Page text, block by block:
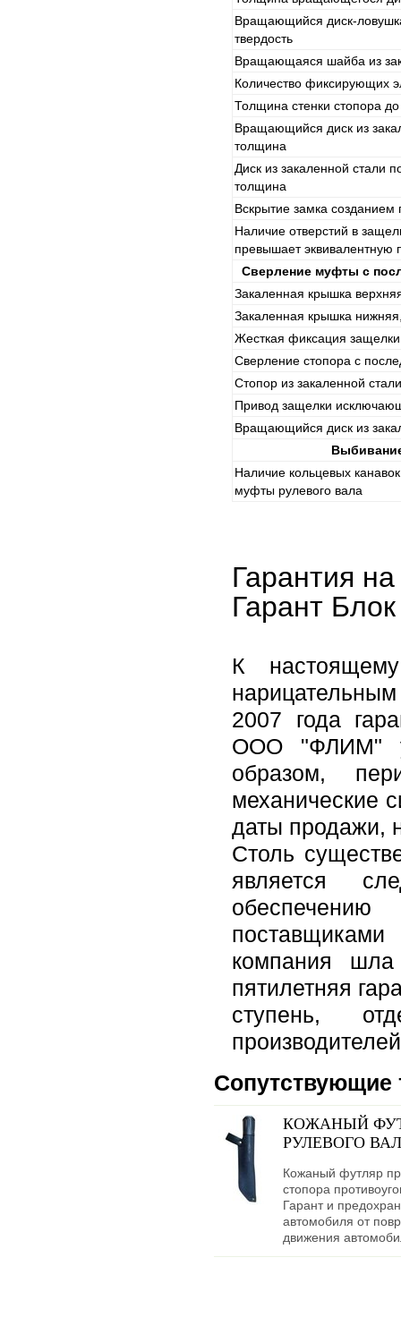
Вращающийся диск-
твердость
Вращающаяся шайба из
Количество фиксирующих
Толщина стенки стопора
Вращающийся диск из
толщина
Диск из закаленной стали
толщина
Вскрытие замка созданием
Наличие отверстий в
превышает эквивалентную
Сверление муфты с
Закаленная крышка
Закаленная крышка
Жесткая фиксация
Сверление стопора с
Стопор из закаленной стали
Привод защелки
Вращающийся диск из
Наличие кольцевых
муфты рулевого вала
Гарантия
Гарант
К
2007 года
ООО "ФЛИМ"
образом,
механические
даты продажи,
Столь
является
компания
пятилетняя
ступень,
Сопутствующие
КОЖАНЫЙ
РУЛЕВОГО
Кожаный футляр
стопора
Гарант и
автомобиля от
движения